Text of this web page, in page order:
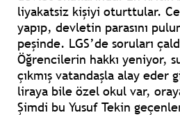
liyakatsiz kişiyi oturttular.
yapıp, devletin parasını
peşinde. LGS’de soruları
Öğrencilerin hakkı yeniyor,
çıkmış vatandaşla alay eder
liraya bile özel okul var,
Şimdi bu Yusuf Tekin